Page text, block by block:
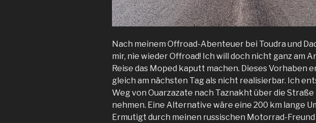
Nach meinem Offroad-Abenteuer bei Toudra und
mir, nie wieder Offroad! Ich will doch nicht ganz am
Reise das Moped kaputt machen. Dieses Vorhaben
gleich am nächsten Tag als nicht realisierbar. Ich
Weg von Ouarzazate nach Taznakht über die Straße
nehmen. Eine Alternative wäre eine 200 km lange
Ermutigt durch meinen russischen Motorrad-Freund